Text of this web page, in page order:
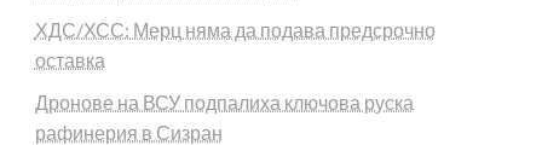
ХДС/ХСС: Мерц няма да подава предсрочно
оставка
Дронове на ВСУ подпалиха ключова руска
рафинерия в Сизран